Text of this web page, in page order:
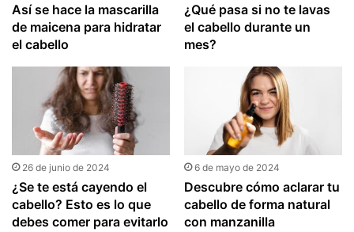
Así se hace la mascarilla
de maicena para hidratar
el cabello
¿Qué pasa si no te lavas
el cabello durante un
mes?
26 de junio de 2024
¿Se te está cayendo el
cabello? Esto es lo que
debes comer para evitarlo
6 de mayo de 2024
Descubre cómo aclarar tu
cabello de forma natural
con manzanilla